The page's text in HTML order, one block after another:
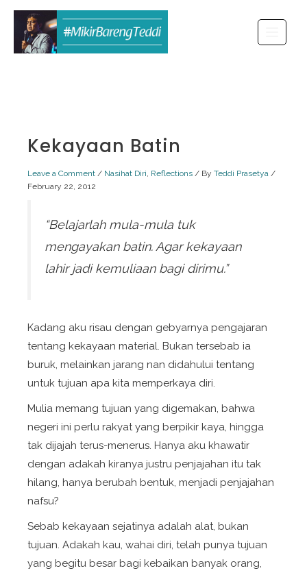
Skip
content
Kekayaan Batin
Leave a Comment / Nasihat Diri, Reflections / By Teddi Prasetya /
February 22, 2012
“Belajarlah mula-mula tuk
mengayakan batin. Agar kekayaan
lahir jadi kemuliaan bagi dirimu.”
Kadang aku risau dengan gebyarnya pengajaran
tentang kekayaan material. Bukan tersebab ia
buruk, melainkan jarang nan didahului tentang
untuk tujuan apa kita memperkaya diri.
Mulia memang tujuan yang digemakan, bahwa
negeri ini perlu rakyat yang berpikir kaya, hingga
tak dijajah terus-menerus. Hanya aku khawatir
dengan adakah kiranya justru penjajahan itu tak
hilang, hanya berubah bentuk, menjadi penjajahan
nafsu?
Sebab kekayaan sejatinya adalah alat, bukan
tujuan. Adakah kau, wahai diri, telah punya tujuan
yang begitu besar bagi kebaikan banyak orang,